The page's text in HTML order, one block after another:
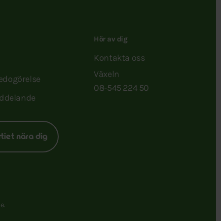
nära dig
Hör av dig
Kontakta oss
Växeln
08-545 224 50